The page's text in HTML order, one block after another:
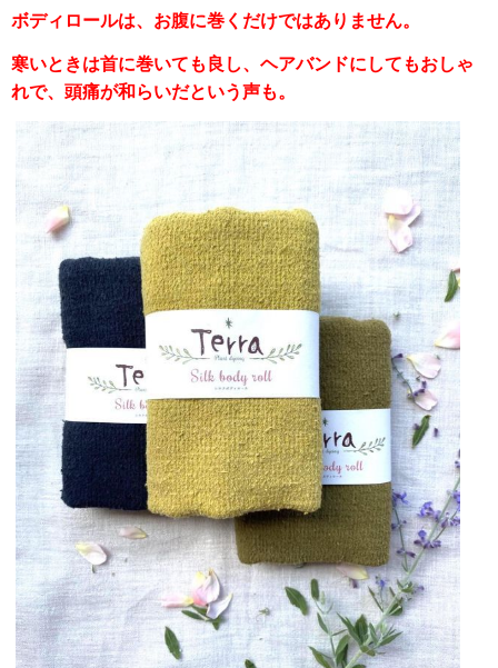
ボディロールは、お腹に巻くだけではありません。
寒いときは首に巻いても良し、 ヘアバンドにしてもおしゃ
れで、 頭痛が和らいだという声も。